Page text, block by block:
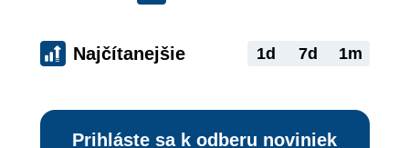
Najčítanejšie 1d 7d 1m
Prihláste sa k odberu noviniek